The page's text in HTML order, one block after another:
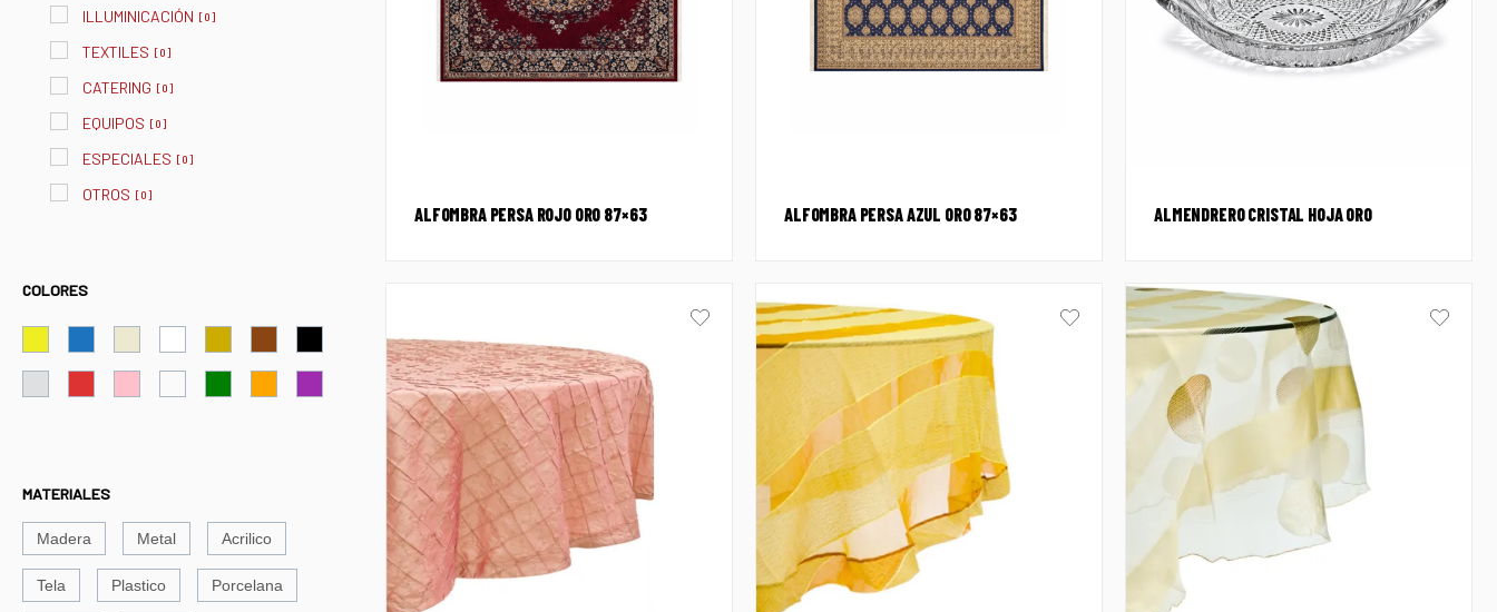
ILLUMINICACIÓN [0]
TEXTILES [0]
CATERING [0]
EQUIPOS [0]
ESPECIALES [0]
OTROS [0]
COLORES
MATERIALES
Madera Metal Acrilico
Tela Plastico Porcelana
ALFOMBRA PERSA ROJO ORO 87×63 ALFOMBRA PERSA AZUL ORO 87×63 ALMENDRERO CRISTAL HOJA ORO